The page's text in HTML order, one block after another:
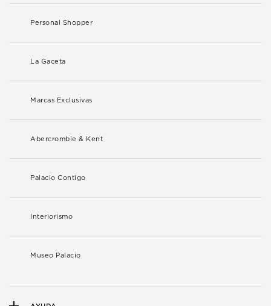
Personal Shopper
La Gaceta
Marcas Exclusivas
Abercrombie & Kent
Palacio Contigo
Interiorismo
Museo Palacio